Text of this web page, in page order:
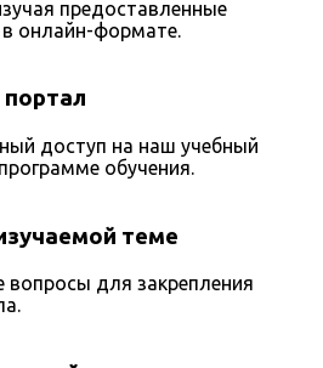
предоставленные
онлайн-формате.
доступ на наш учебный
обучения.
теме
вопросы для закрепления